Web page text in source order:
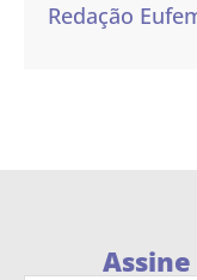
Redação